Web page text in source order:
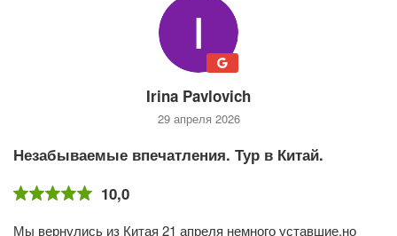
Irina Pavlovich
29 апреля 2026
Незабываемые впечатления. Тур в Китай.
10,0
Мы вернулись из Китая 21 апреля немного уставшие,но